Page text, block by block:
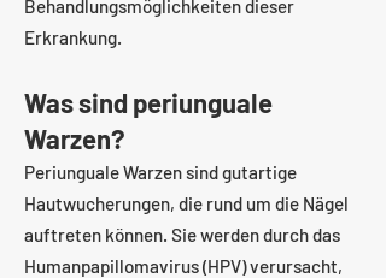
Behandlungsmöglichkeiten dieser
Erkrankung.
Was sind periunguale
Warzen?
Periunguale Warzen sind gutartige
Hautwucherungen, die rund um die Nägel
auftreten können. Sie werden durch das
Humanpapillomavirus (HPV) verursacht,